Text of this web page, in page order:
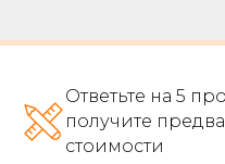
Ответьте на 5
получите
стоимости